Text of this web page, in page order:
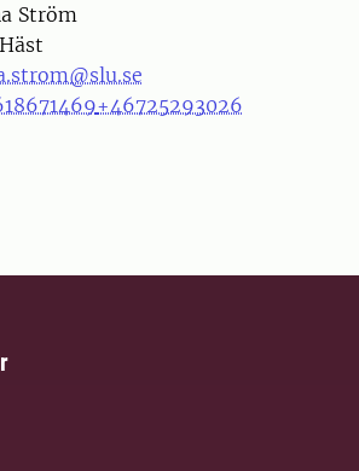
Ström
+46725293026